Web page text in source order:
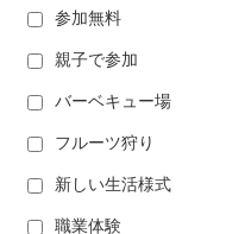
参加無料
親子で参加
バーベキュー場
フルーツ狩り
新しい生活様式
職業体験